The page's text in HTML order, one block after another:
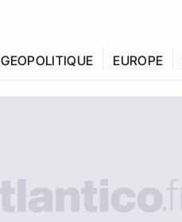
GEOPOLITIQUE EUROPE